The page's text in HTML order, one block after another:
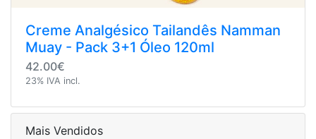
Creme Analgésico Tailandês Namman
Muay - Pack 3+1 Óleo 120ml
42.00€
23% IVA incl.
Mais Vendidos